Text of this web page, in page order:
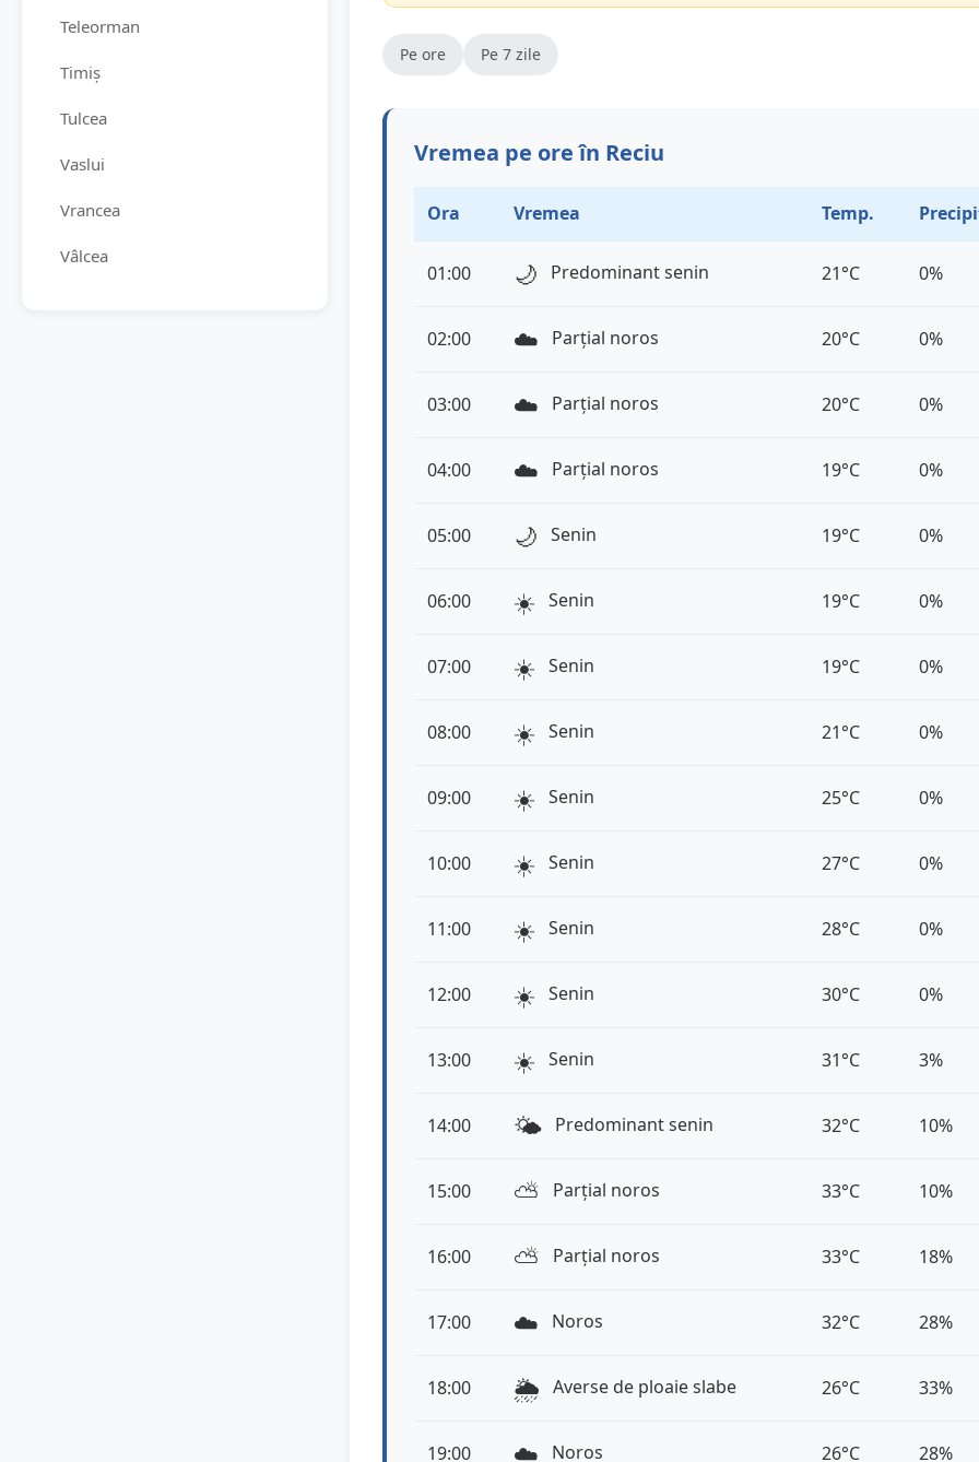
Teleorman
Timiș
Tulcea
Vaslui
Vrancea
Vâlcea
Pe ore Pe 7 zile
Vremea pe ore în Reciu
Ora Vremea Temp.
01:00 🌙 Predominant senin 21°C 0%
02:00 ☁️ Parțial noros 20°C 0%
03:00 ☁️ Parțial noros 20°C 0%
04:00 ☁️ Parțial noros 19°C 0%
05:00 🌙 Senin 19°C 0%
06:00 ☀️ Senin 19°C 0%
07:00 ☀️ Senin 19°C 0%
08:00 ☀️ Senin 21°C 0%
09:00 ☀️ Senin 25°C 0%
10:00 ☀️ Senin 27°C 0%
11:00 ☀️ Senin 28°C 0%
12:00 ☀️ Senin 30°C 0%
13:00 ☀️ Senin 31°C 3%
14:00 🌤️ Predominant senin 32°C 10%
15:00 ⛅️ Parțial noros 33°C 10%
16:00 ⛅️ Parțial noros 33°C 18%
17:00 ☁️ Noros 32°C 28%
18:00 🌦️ Averse de ploaie slabe 26°C 33%
19:00 ☁️ Noros 26°C 28%